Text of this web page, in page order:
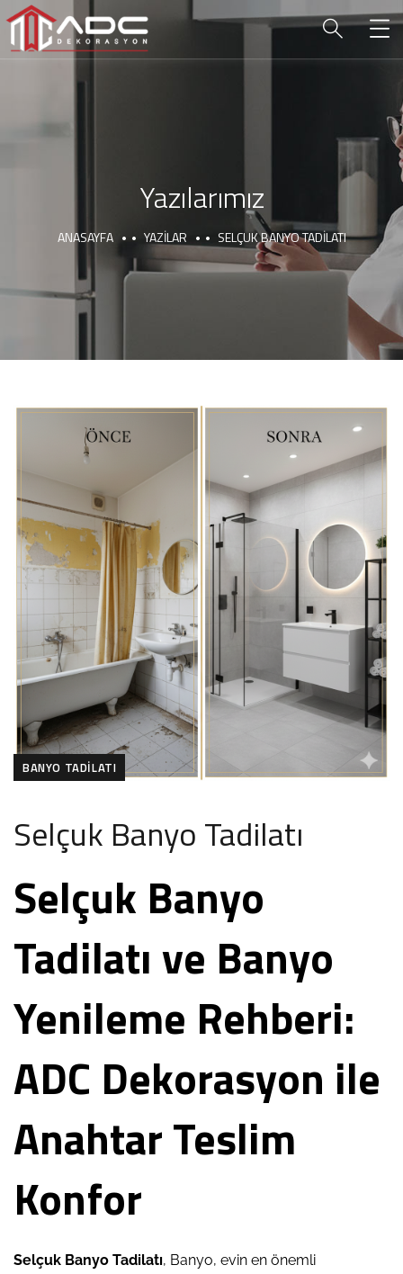
Yazılarımız
ANASAYFA YAZILAR SELÇUK BANYO TADILATI
BANYO TADILATI
Selçuk Banyo Tadilatı
Selçuk Banyo
Tadilatı ve Banyo
Yenileme Rehberi:
ADC Dekorasyon ile
Anahtar Teslim
Konfor
Selçuk Banyo Tadilatı, Banyo, evin en önemli